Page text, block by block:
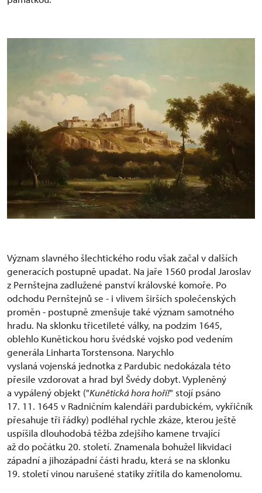
Význam slavného šlechtického rodu však začal v dalších
generacích postupně upadat. Na jaře 1560 prodal Jaroslav
z Pernštejna zadlužené panství královské komoře. Po
odchodu Pernštejnů se - i vlivem širších společenských
proměn - postupně zmenšuje také význam samotného
hradu. Na sklonku třicetileté války, na podzim 1645,
oblehlo Kunětickou horu švédské vojsko pod vedením
generála Linharta Torstensona. Narychlo
vyslaná vojenská jednotka z Pardubic nedokázala této
přesile vzdorovat a hrad byl Švédy dobyt. Vypleněný
a vypálený objekt ("Kunětická hora hoří!" stojí psáno
17. 11. 1645 v Radničním kalendáři pardubickém, vykřičník
přesahuje tři řádky) podléhal rychle zkáze, kterou ještě
uspíšila dlouhodobá těžba zdejšího kamene trvající
až do počátku 20. století. Znamenala bohužel likvidaci
západní a jihozápadní části hradu, která se na sklonku
19. století vinou narušené statiky zřítila do kamenolomu.